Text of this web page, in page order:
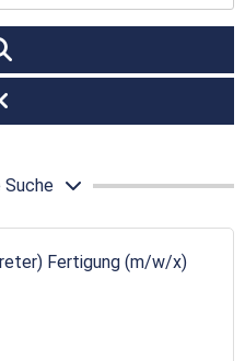
Fertigung (m/w/x)